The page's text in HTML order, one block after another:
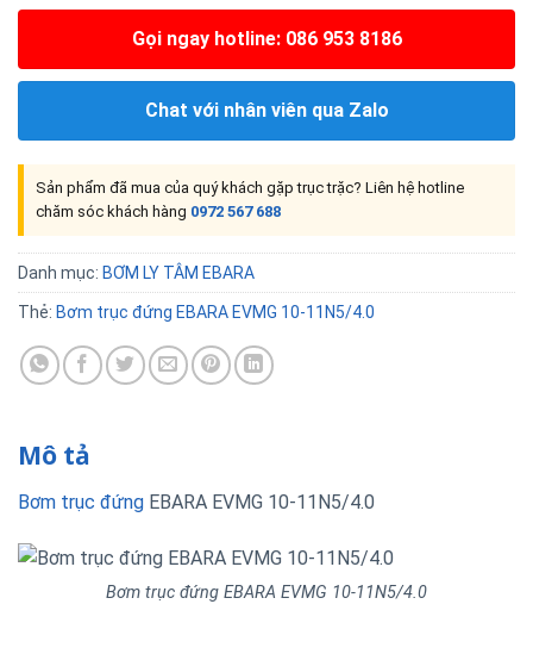
Gọi ngay hotline: 086 953 8186
Chat với nhân viên qua Zalo
Sản phẩm đã mua của quý khách gặp trục trặc? Liên hệ hotline
chăm sóc khách hàng 0972 567 688
Danh mục: BƠM LY TÂM EBARA
Thẻ: Bơm trục đứng EBARA EVMG 10-11N5/4.0
Mô tả
Bơm trục đứng EBARA EVMG 10-11N5/4.0
Bơm trục đứng EBARA EVMG 10-11N5/4.0